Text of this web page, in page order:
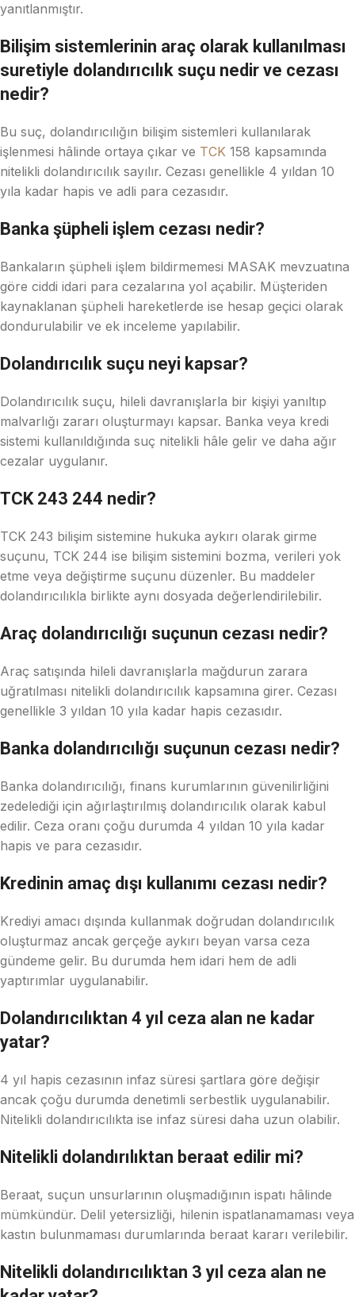
yanıtlanmıştır.
Bilişim sistemlerinin araç olarak kullanılması
suretiyle dolandırıcılık suçu nedir ve cezası
nedir?
Bu suç, dolandırıcılığın bilişim sistemleri kullanılarak
işlenmesi hâlinde ortaya çıkar ve TCK 158 kapsamında
nitelikli dolandırıcılık sayılır. Cezası genellikle 4 yıldan 10
yıla kadar hapis ve adli para cezasıdır.
Banka şüpheli işlem cezası nedir?
Bankaların şüpheli işlem bildirmemesi MASAK mevzuatına
göre ciddi idari para cezalarına yol açabilir. Müşteriden
kaynaklanan şüpheli hareketlerde ise hesap geçici olarak
dondurulabilir ve ek inceleme yapılabilir.
Dolandırıcılık suçu neyi kapsar?
Dolandırıcılık suçu, hileli davranışlarla bir kişiyi yanıltıp
malvarlığı zararı oluşturmayı kapsar. Banka veya kredi
sistemi kullanıldığında suç nitelikli hâle gelir ve daha ağır
cezalar uygulanır.
TCK 243 244 nedir?
TCK 243 bilişim sistemine hukuka aykırı olarak girme
suçunu, TCK 244 ise bilişim sistemini bozma, verileri yok
etme veya değiştirme suçunu düzenler. Bu maddeler
dolandırıcılıkla birlikte aynı dosyada değerlendirilebilir.
Araç dolandırıcılığı suçunun cezası nedir?
Araç satışında hileli davranışlarla mağdurun zarara
uğratılması nitelikli dolandırıcılık kapsamına girer. Cezası
genellikle 3 yıldan 10 yıla kadar hapis cezasıdır.
Banka dolandırıcılığı suçunun cezası nedir?
Banka dolandırıcılığı, finans kurumlarının güvenilirliğini
zedelediği için ağırlaştırılmış dolandırıcılık olarak kabul
edilir. Ceza oranı çoğu durumda 4 yıldan 10 yıla kadar
hapis ve para cezasıdır.
Kredinin amaç dışı kullanımı cezası nedir?
Krediyi amacı dışında kullanmak doğrudan dolandırıcılık
oluşturmaz ancak gerçeğe aykırı beyan varsa ceza
gündeme gelir. Bu durumda hem idari hem de adli
yaptırımlar uygulanabilir.
Dolandırıcılıktan 4 yıl ceza alan ne kadar
yatar?
4 yıl hapis cezasının infaz süresi şartlara göre değişir
ancak çoğu durumda denetimli serbestlik uygulanabilir.
Nitelikli dolandırıcılıkta ise infaz süresi daha uzun olabilir.
Nitelikli dolandırılıktan beraat edilir mi?
Beraat, suçun unsurlarının oluşmadığının ispatı hâlinde
mümkündür. Delil yetersizliği, hilenin ispatlanamaması veya
kastın bulunmaması durumlarında beraat kararı verilebilir.
Nitelikli dolandırıcılıktan 3 yıl ceza alan ne